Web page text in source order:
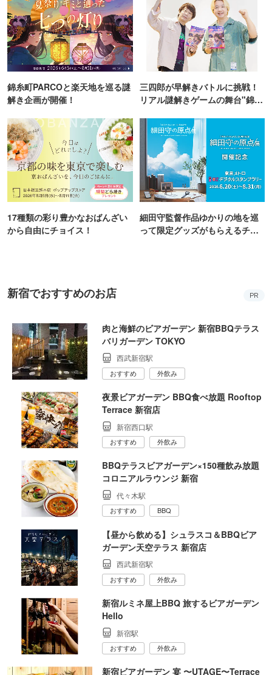
錦糸町PARCOと楽天地を巡る謎
解き企画が開催！
三四郎が早解きバトルに挑戦！
リアル謎解きゲームの舞台"錦糸
17種類の彩り豊かなおばんざい
から自由にチョイス！
細田守監督作品ゆかりの地を巡
って限定グッズがもらえるチャ
新宿でおすすめのお店 PR
肉と海鮮のビアガーデン 新宿BBQテラス
バリガーデン TOKYO
西武新宿駅
おすすめ 外飲み
夜景ビアガーデン BBQ食べ放題 Rooftop
Terrace 新宿店
新宿西口駅
おすすめ 外飲み
BBQテラスビアガーデン×150種飲み放題
コロニアルラウンジ 新宿
代々木駅
おすすめ BBQ
【昼から飲める】シュラスコ＆BBQビア
ガーデン天空テラス 新宿店
西武新宿駅
おすすめ 外飲み
新宿ルミネ屋上BBQ 旅するビアガーデン
Hello
新宿駅
おすすめ 外飲み
新宿ビアガーデン 宴 〜UTAGE〜Terrace